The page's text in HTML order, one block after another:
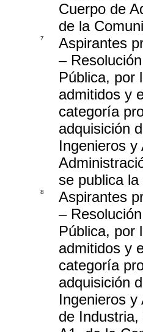
Cuerpo de
de la
7
Aspirantes
–
Pública, por
admitidos y
categoría
adquisición
Ingenieros
se publica
8
Aspirantes
–
Pública, por
admitidos y
categoría
adquisición
Ingenieros
de